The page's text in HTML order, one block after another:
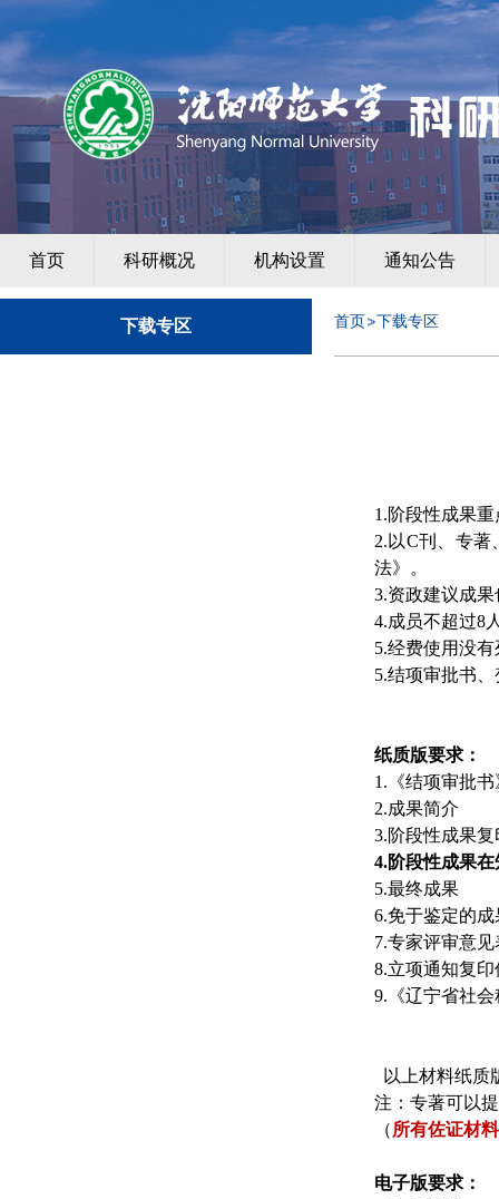
首页 科研概况 机构设置 通知公告
下载专区 首页 下载专区
1.阶段性成果
2.以C刊、专
法》。
3.资政建议成
4.成员不超过8
5.经费使用没
5.结项审批书、
纸质版要求：
1.《结项审批
2.成果简介
3.阶段性成果
4.阶段性成果
5.最终成果
6.免于鉴定的
7.专家评审意
8.立项通知复印
9.《辽宁省社
以上材料纸质
注：专著可以
（所有佐证材
电子版要求：